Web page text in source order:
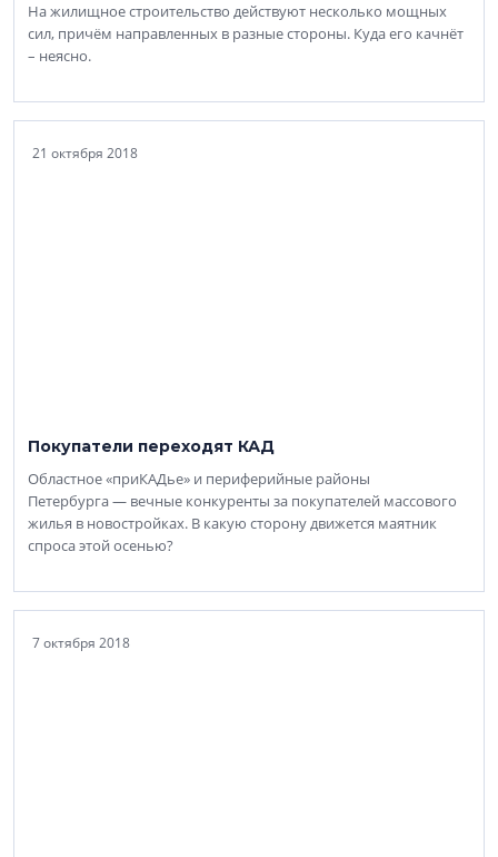
На жилищное строительство действуют несколько мощных
сил, причём направленных в разные стороны. Куда его качнёт
– неясно.
21 октября 2018
Покупатели переходят КАД
Областное «приКАДье» и периферийные районы
Петербурга — вечные конкуренты за покупателей массового
жилья в новостройках. В какую сторону движется маятник
спроса этой осенью?
7 октября 2018